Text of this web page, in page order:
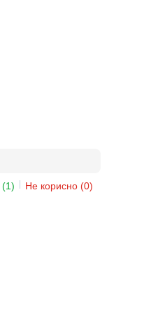
(1) Не корисно (0)